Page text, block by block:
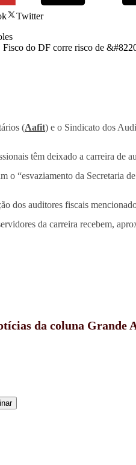
Twitter
(Aafit) e o Sindicato dos
têm deixado a carreira de
o “esvaziamento da Secretaria
dos auditores fiscais
da carreira recebem,
da coluna Grande